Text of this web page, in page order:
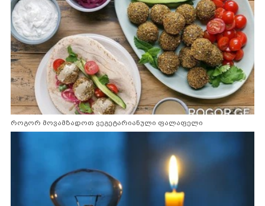
როგორ მოვამზადოთ ვეგეტარიანული ფალაფელი